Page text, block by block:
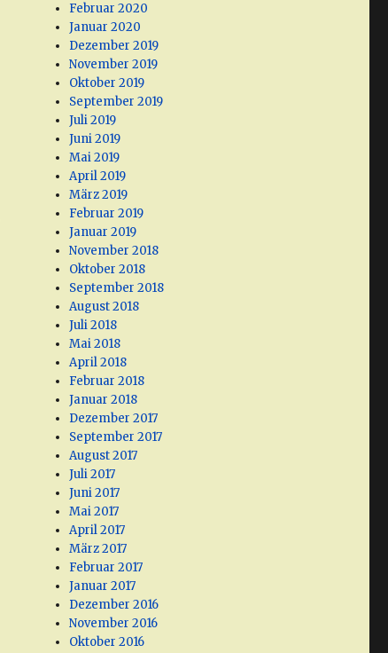
Februar 2020
Januar 2020
Dezember 2019
November 2019
Oktober 2019
September 2019
Juli 2019
Juni 2019
Mai 2019
April 2019
März 2019
Februar 2019
Januar 2019
November 2018
Oktober 2018
September 2018
August 2018
Juli 2018
Mai 2018
April 2018
Februar 2018
Januar 2018
Dezember 2017
September 2017
August 2017
Juli 2017
Juni 2017
Mai 2017
April 2017
März 2017
Februar 2017
Januar 2017
Dezember 2016
November 2016
Oktober 2016